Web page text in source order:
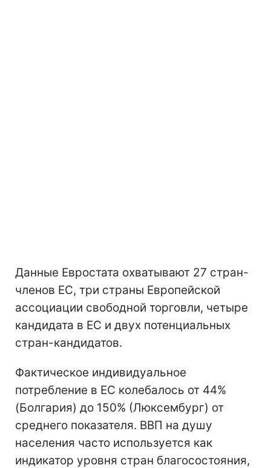
Данные Евростата охватывают 27 стран-
членов ЕС, три страны Европейской
ассоциации свободной торговли, четыре
кандидата в ЕС и двух потенциальных
стран-кандидатов.
Фактическое индивидуальное
потребление в ЕС колебалось от 44%
(Болгария) до 150% (Люксембург) от
среднего показателя. ВВП на душу
населения часто используется как
индикатор уровня стран благосостояния,